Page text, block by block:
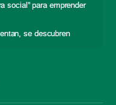
social” para emprender
se descubren